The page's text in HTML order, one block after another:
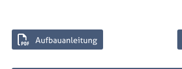
Aufbauanleitung